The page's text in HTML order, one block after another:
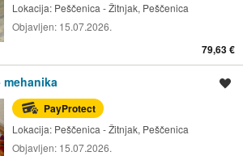
Lokacija: Peščenica - Žitnjak, Peščenica
Objavljen: 15.07.2026.
79,63 €
mehanika
PayProtect
Lokacija: Peščenica - Žitnjak, Peščenica
Objavljen: 15.07.2026.